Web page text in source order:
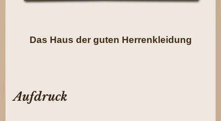
Das Haus der guten Herrenkleidung
Aufdruck